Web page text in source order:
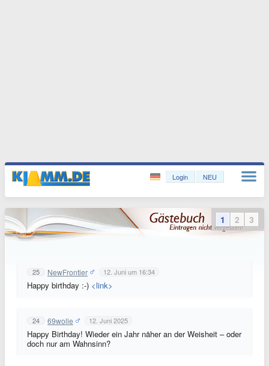
Login NEU
25 NewFrontier 12. Juni um 16:34
Happy birthday :-) <link>
24 69wolle 12. Juni 2025
Happy Birthday! Wieder ein Jahr näher an der Weisheit – oder
doch nur am Wahnsinn?
1 2 3